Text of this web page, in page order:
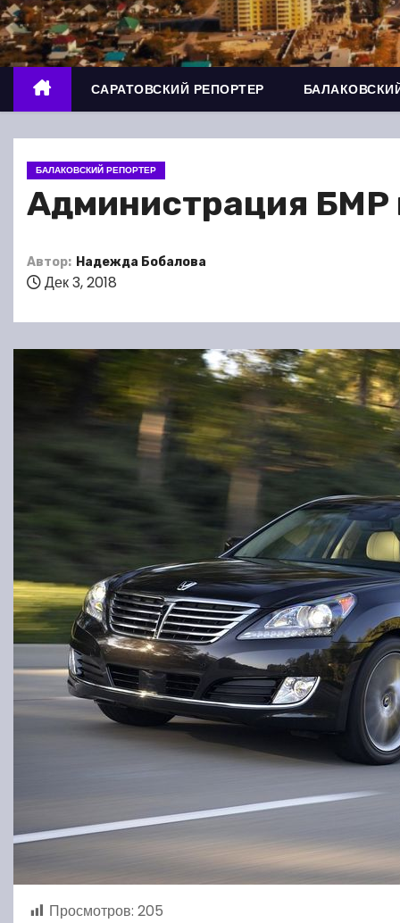
о
м
у
САРАТОВСКИЙ РЕПОРТЕР
БАЛАКОВСКИЙ РЕПОРТЕР
Администрация БМР
Автор: Надежда Бобалова
Дек 3, 2018
Просмотров: 205